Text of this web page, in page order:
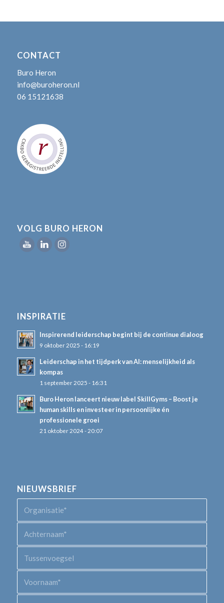
CONTACT
Buro Heron
info@buroheron.nl
06 15121638
VOLG BURO HERON
INSPIRATIE
Inspirerend leiderschap begint bij de continue dialoog
9 oktober 2025 - 16:19
Leiderschap in het tijdperk van AI: menselijkheid als
kompas
1 september 2025 - 16:31
Buro Heron lanceert nieuw label SkillGyms – Boost je
human skills en investeer in persoonlijke én
professionele groei
21 oktober 2024 - 20:07
NIEUWSBRIEF